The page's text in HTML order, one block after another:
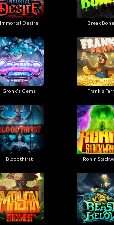
Immortal Desire Break
Gronk's Gems Frank's
Bloodthirst Ronin